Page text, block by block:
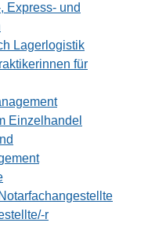
Express- und
Lagerlogistik
für
Einzelhandel
r